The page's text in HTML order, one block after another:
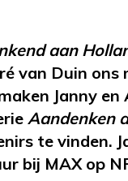
aan
van Duin
Janny
Aandenken
te vinden.
bij MAX op